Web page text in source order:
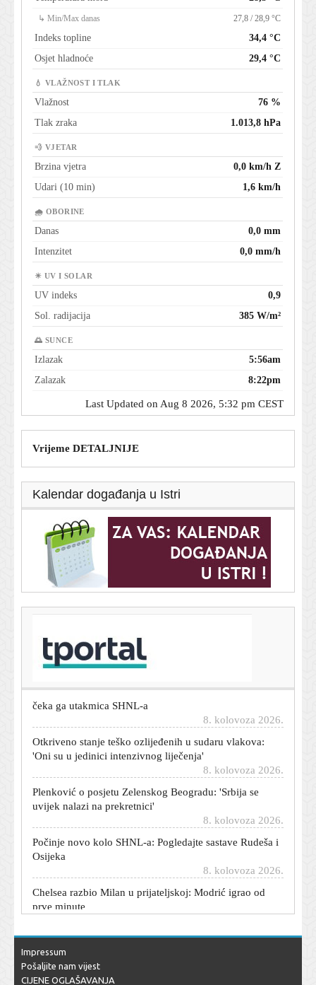
↳ Min/Max danas 27,8 / 28,9 °C
Indeks topline
34,4 °C
Osjet hladnoće
29,4 °C
💧 VLAŽNOST I TLAK
Vlažnost
76 %
Tlak zraka
1.013,8 hPa
💨 VJETAR
Brzina vjetra
0,0 km/h Z
Udari (10 min)
1,6 km/h
🌧 OBORINE
Danas
0,0 mm
Intenzitet
0,0 mm/h
☀ UV I SOLAR
UV indeks
0,9
Sol. radijacija
385 W/m²
🌅 SUNCE
Izlazak
5:56am
Zalazak
8:22pm
Last Updated on Aug 8 2026, 5:32 pm CEST
Vrijeme DETALJNIJE
Kalendar događanja u Istri
AS: Barcelona mijenja plan za Juliana Alvareza
čeka ga utakmica SHNL-a
Otkriveno stanje teško ozlijeđenih u sudaru vlakova:
'Oni su u jedinici intenzivnog liječenja'
8. kolovoza 2026.
Plenković o posjetu Zelenskog Beogradu: 'Srbija se
uvijek nalazi na prekretnici'
Počinje novo kolo SHNL-a: Pogledajte sastave Rudeša i
Osijeka
Chelsea razbio Milan u prijateljskoj: Modrić igrao od
prve minute
maslac - i još radi
Impressum
Pošaljite nam vijest
CIJENE OGLAŠAVANJA